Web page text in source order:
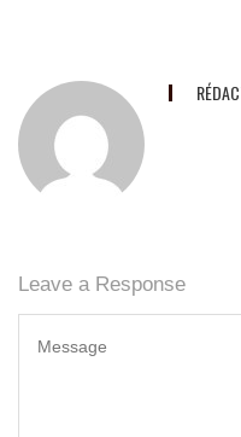
Leave a Response